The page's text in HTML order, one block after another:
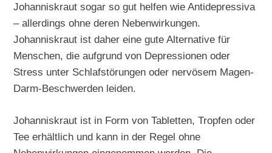
Johanniskraut sogar so gut helfen wie Antidepressiva
– allerdings ohne deren Nebenwirkungen.
Johanniskraut ist daher eine gute Alternative für
Menschen, die aufgrund von Depressionen oder
Stress unter Schlafstörungen oder nervösem Magen-
Darm-Beschwerden leiden.
Johanniskraut ist in Form von Tabletten, Tropfen oder
Tee erhältlich und kann in der Regel ohne